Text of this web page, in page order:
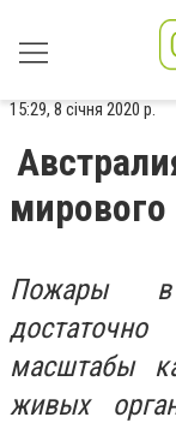
15:29, 8 січня 2020 р.
Пожары в
масштабы
живых